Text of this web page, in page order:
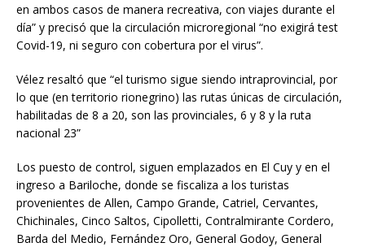
en ambos casos de manera recreativa, con viajes durante el
día” y precisó que la circulación microregional “no exigirá test
Covid-19, ni seguro con cobertura por el virus”.
Vélez resaltó que “el turismo sigue siendo intraprovincial, por
lo que (en territorio rionegrino) las rutas únicas de circulación,
habilitadas de 8 a 20, son las provinciales, 6 y 8 y la ruta
nacional 23”
Los puesto de control, siguen emplazados en El Cuy y en el
ingreso a Bariloche, donde se fiscaliza a los turistas
provenientes de Allen, Campo Grande, Catriel, Cervantes,
Chichinales, Cinco Saltos, Cipolletti, Contralmirante Cordero,
Barda del Medio, Fernández Oro, General Godoy, General